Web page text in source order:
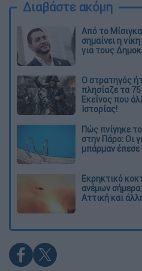
Διαβάστε ακόμη
Από το
σημαίνει η
για τους
O στρατηγός
πλησίαζε τα
Εκείνος που
Ιστορίας!
Πώς πνίγηκε
στην Πάρο: Οι
μπάρμαν έπεσε
Εκρηκτικό
ανέμων
Αττική και